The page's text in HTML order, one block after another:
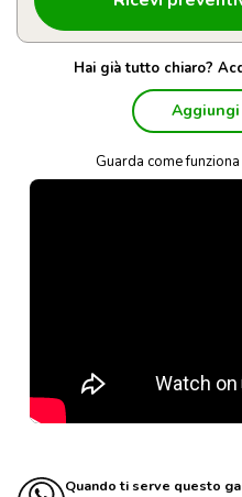
Hai già tutto chiaro?
Guarda come
Quando ti serve questo